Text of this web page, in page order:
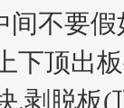
不要
下顶出
,剥脱板